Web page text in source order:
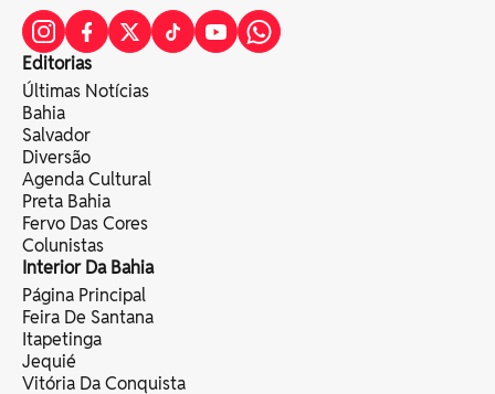
Editorias
Últimas Notícias
Bahia
Salvador
Diversão
Agenda Cultural
Preta Bahia
Fervo Das Cores
Colunistas
Interior Da Bahia
Página Principal
Feira De Santana
Itapetinga
Jequié
Vitória Da Conquista